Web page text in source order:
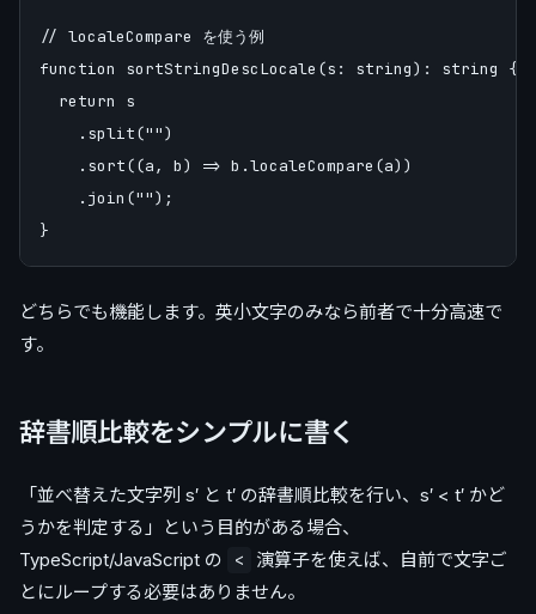
// localeCompare を使う例
function sortStringDescLocale(s: string): string {
  return s
    .split("")
    .sort((a, b) => b.localeCompare(a))
    .join("");
どちらでも機能します。英小文字のみなら前者で十分高速で
す。
辞書順比較をシンプルに書く
「並べ替えた文字列 s′ と t′ の辞書順比較を行い、s′ < t′ かど
うかを判定する」という目的がある場合、
TypeScript/JavaScript の
<
演算子を使えば、自前で文字ご
とにループする必要はありません。